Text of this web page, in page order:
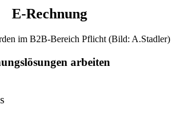
E-Rechnung
im B2B-Bereich Pflicht (Bild: A.Stadler)
arbeiten